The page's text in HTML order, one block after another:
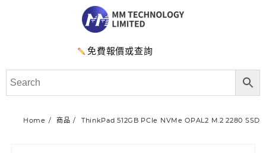
免費報價或查詢
Home 商品 ThinkPad 512GB PCIe NVMe OPAL2 M.2 2280 SSD